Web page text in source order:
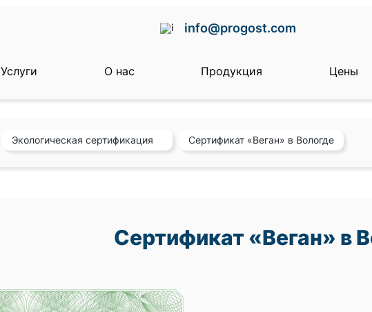
info@progost.com
Услуги О нас Продукция Цены
Экологическая сертификация Сертификат «Веган» в Вологде
Сертификат «Веган» в